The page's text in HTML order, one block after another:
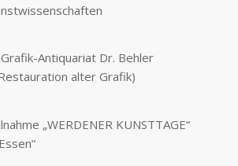
Antiquariat Dr. Behler
alter Grafik)
„WERDENER KUNSTTAGE“